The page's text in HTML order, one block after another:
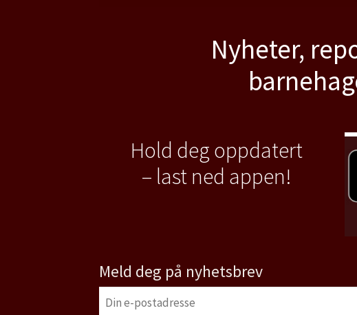
Nyheter,
Hold deg oppdatert
– last ned appen!
Meld deg på nyhetsbrev